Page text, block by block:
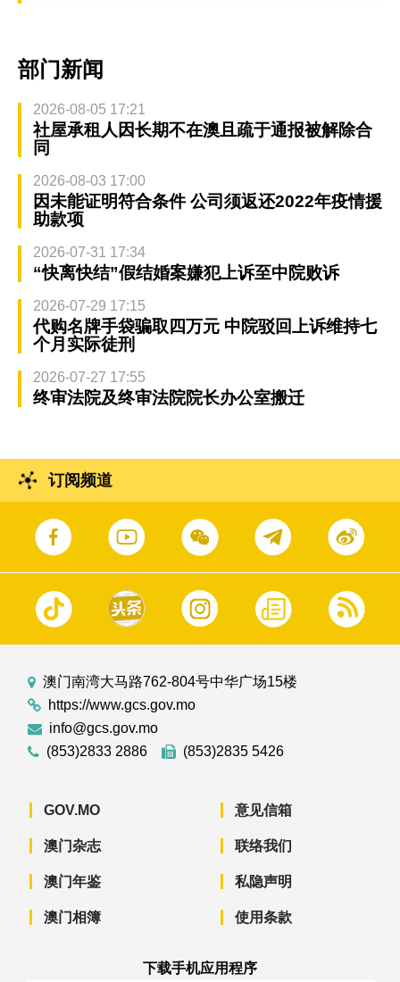
部门新闻
2026-08-05 17:21
社屋承租人因长期不在澳且疏于通报被解除合
同
2026-08-03 17:00
因未能证明符合条件 公司须返还2022年疫情援
助款项
2026-07-31 17:34
“快离快结”假结婚案嫌犯上诉至中院败诉
2026-07-29 17:15
代购名牌手袋骗取四万元 中院驳回上诉维持七
个月实际徒刑
2026-07-27 17:55
终审法院及终审法院院长办公室搬迁
订阅频道
澳门南湾大马路762-804号中华广场15楼
https://www.gcs.gov.mo
info@gcs.gov.mo
(853)2833 2886
(853)2835 5426
GOV.MO
澳门杂志
澳门年鉴
澳门相簿
意见信箱
联络我们
私隐声明
使用条款
下载手机应用程序